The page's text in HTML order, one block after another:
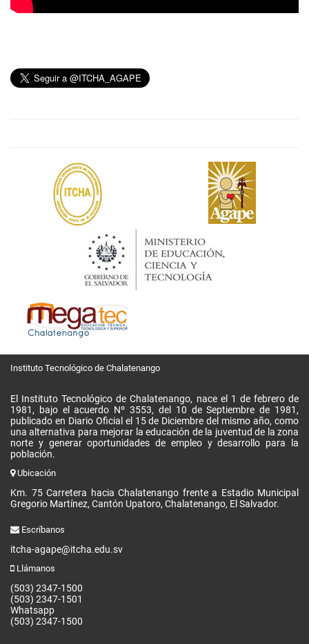
Instituto Tecnológico de Chalatenango
El Instituto Tecnológico de Chalatenango, nace el 1 de febrero de
1981, bajo el acuerdo Nº 3553, del 10 de Septiembre de 1981,
publicado en Diario Oficial el 15 de Diciembre del mismo año, como
una alternativa para mejorar la educación de la juventud de la zona
norte y generar oportunidades de empleo y desarrollo para la
población.
Ubicación
Km. 75 Carretera hacia Chalatenango frente a Estadio Municipal
Gregorio Martínez, Cantón Upatoro, Chalatenango, El Salvador.
Escríbanos
itcha-agape@itcha.edu.sv
Llámanos
(503) 2347-1500
(503) 2347-1501
Whatsapp
(503) 2347-1500